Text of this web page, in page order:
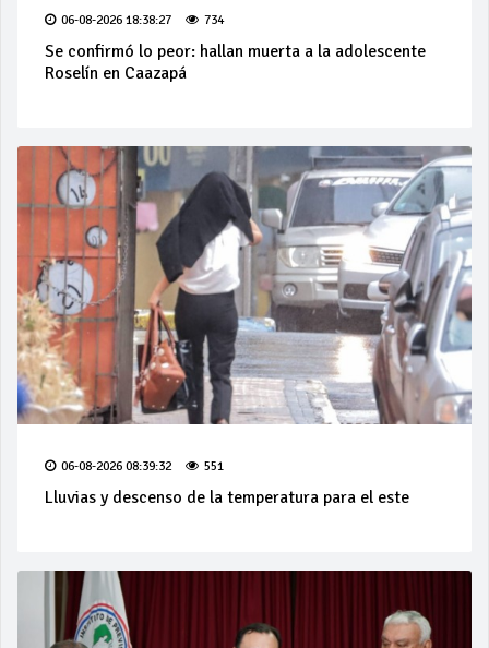
06-08-2026 18:38:27 734
Se confirmó lo peor: hallan muerta a la adolescente
Roselín en Caazapá
06-08-2026 08:39:32 551
Lluvias y descenso de la temperatura para el este